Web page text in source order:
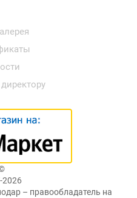
2026
– правообладатель на